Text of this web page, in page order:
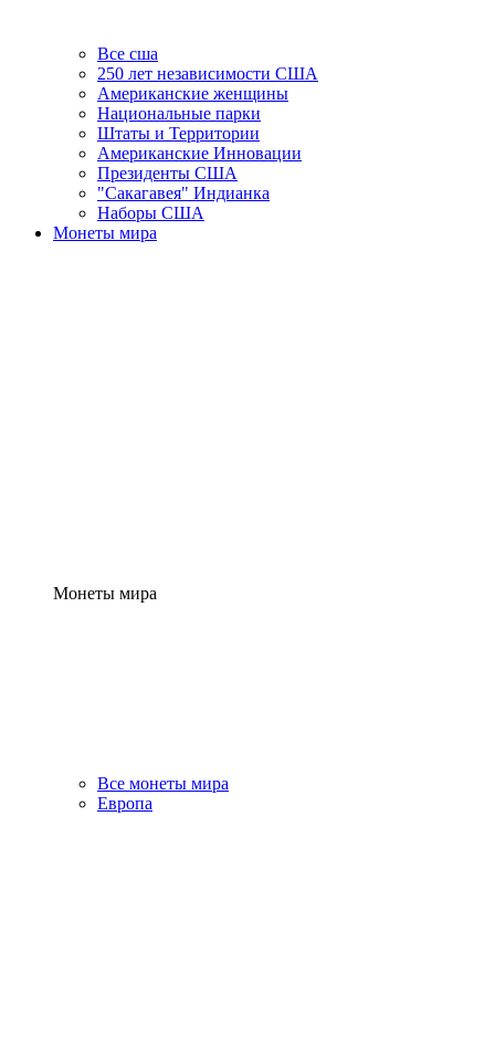
Все сша
250 лет независимости США
Американские женщины
Национальные парки
Штаты и Территории
Американские Инновации
Президенты США
"Сакагавея" Индианка
Наборы США
Монеты мира
Монеты мира
Все монеты мира
Европа